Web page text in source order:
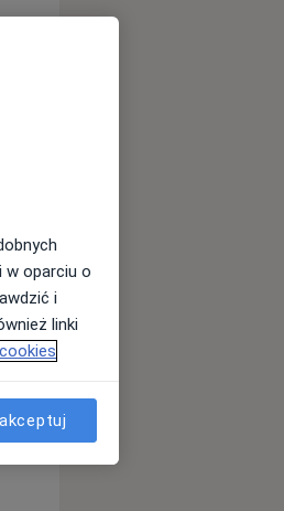
Wt,
11 Sie
w oparciu o
i
linki